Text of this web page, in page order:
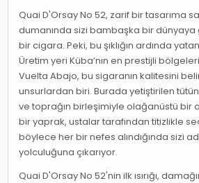
Quai D'Orsay No 52, zarif bir tasarıma
dumanında sizi bambaşka bir
bir cigara. Peki, bu şıklığın ardında
Üretim yeri Küba’nın en prestijli
Vuelta Abajo, bu sigaranın kalitesini
unsurlardan biri. Burada yetiştirilen
ve toprağın birleşimiyle olağanüstü bir
bir yaprak, ustalar tarafından titizlikle
böylece her bir nefes alındığında sizi
yolculuğuna çıkarıyor.
Quai D'Orsay No 52'nin ilk ısırığı,